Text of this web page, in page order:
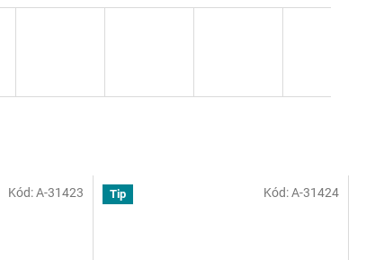
Kód:A-31423 Tip Kód:A-31424